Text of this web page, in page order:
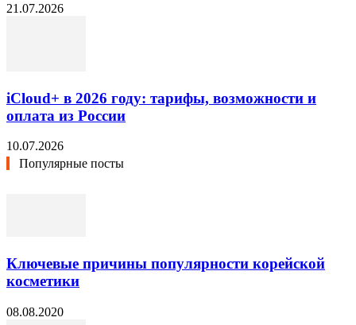
21.07.2026
iCloud+ в 2026 году: тарифы, возможности и
оплата из России
10.07.2026
Популярные посты
Ключевые причины популярности корейской
косметики
08.08.2020